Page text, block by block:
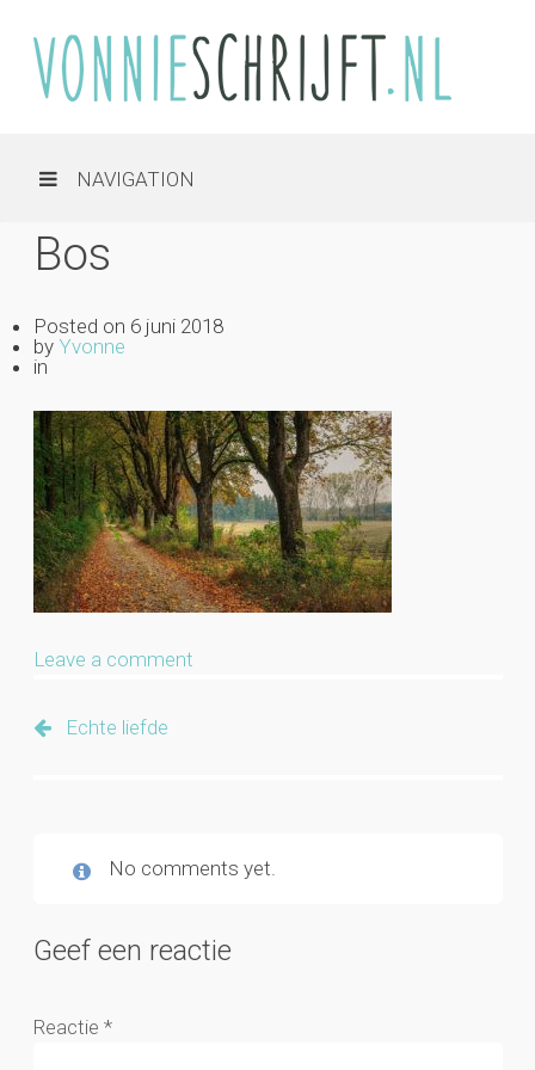
NAVIGATION
Bos
Posted on 6 juni 2018
by Yvonne
in
Leave a comment
Echte liefde
No comments yet.
Geef een reactie
Reactie *